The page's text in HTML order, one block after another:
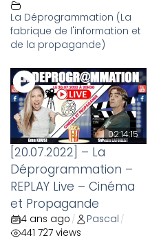
La Déprogrammation (La
fabrique de l'information et
de la propagande)
02:14:15
[20.07.2022] – La
Déprogrammation –
REPLAY Live – Cinéma
et Propagande
4 ans ago / Pascal /
441 727 views